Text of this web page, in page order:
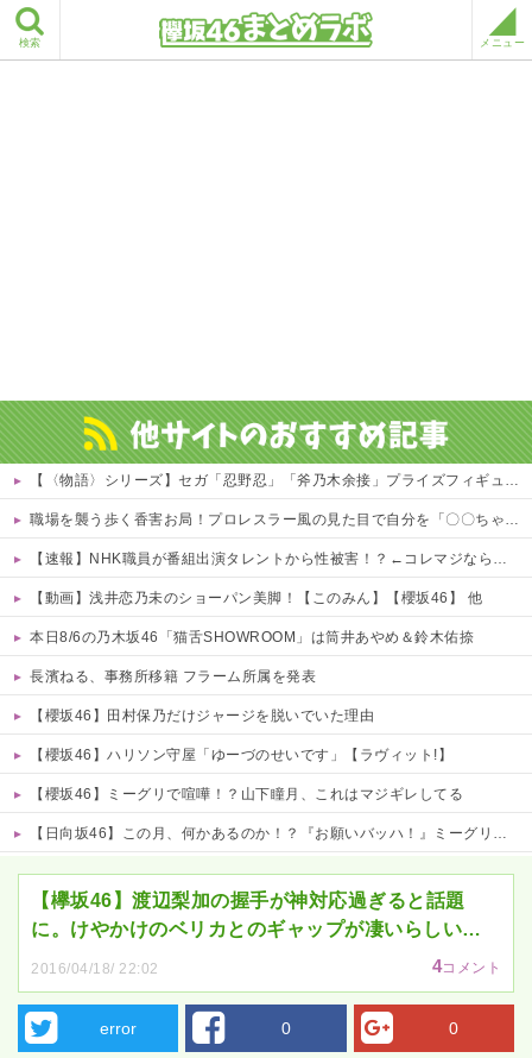
検索 メニュー
【〈物語〉シリーズ】セガ「忍野忍」「斧乃木余接」プライズフィギュア【彩色原型公開】
職場を襲う歩く香害お局！プロレスラー風の見た目で自分を「〇〇ちゃん」呼び、部下を鬱病で何人も潰してお菓子賄賂でウハウハwｗｗ
【速報】NHK職員が番組出演タレントから性被害！？←コレマジならヤバくねーか？
【動画】浅井恋乃未のショーパン美脚！【このみん】【櫻坂46】 他
本日8/6の乃木坂46「猫舌SHOWROOM」は筒井あやめ＆鈴木佑捺
長濱ねる、事務所移籍 フラーム所属を発表
【櫻坂46】田村保乃だけジャージを脱いでいた理由
【櫻坂46】ハリソン守屋「ゆーづのせいです」【ラヴィット!】
【櫻坂46】ミーグリで喧嘩！？山下瞳月、これはマジギレしてる
【日向坂46】この月、何かあるのか！？『お願いバッハ！』ミーグリ日程がこちら
【欅坂46】渡辺梨加の握手が神対応過ぎると話題
に。けやかけのベリカとのギャップが凄いらしい…
2016/04/18/ 22:02 4コメント
error 0 0